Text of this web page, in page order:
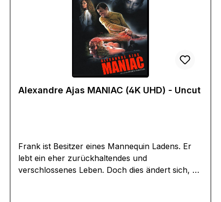
Alexandre Ajas MANIAC (4K UHD) - Uncut
Frank ist Besitzer eines Mannequin Ladens. Er
lebt ein eher zurückhaltendes und
verschlossenes Leben. Doch dies ändert sich, als